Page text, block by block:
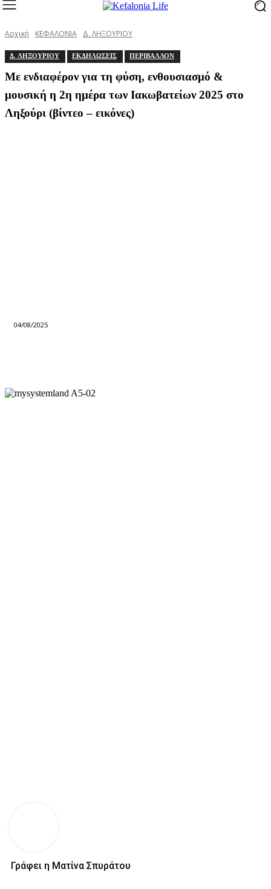
Αρχική ΚΕΦΑΛΟΝΙΑ Δ. ΛΗΞΟΥΡΙΟΥ
Δ. ΛΗΞΟΥΡΙΟΥ ΕΚΔΗΛΩΣΕΙΣ ΠΕΡΙΒΑΛΛΟΝ
Με ενδιαφέρον για τη φύση, ενθουσιασμό &
μουσική η 2η ημέρα των Ιακωβατείων 2025 στο
Ληξούρι (βίντεο – εικόνες)
04/08/2025
Γράφει η Ματίνα Σπυράτου